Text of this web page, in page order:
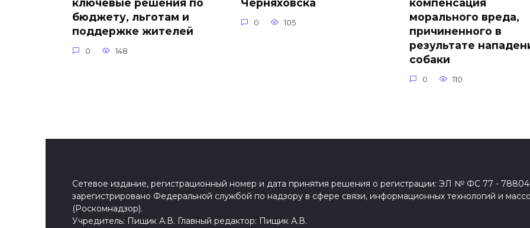
ключевые решения по
бюджету, льготам и
поддержке жителей
0 148
Черняховска
0 105
компенсация
морального вреда,
причиненного в
результате
собаки
0 110
Сетевое издание, регистрационный номер и дата принятия решения о регистрации: ЭЛ № ФС 77 -
зарегистрировано Федеральной службой по надзору в сфере связи, информационных технологий и
(Роскомнадзор).
Учредитель: Пищик А.В. Главный редактор: Пищик А.В.